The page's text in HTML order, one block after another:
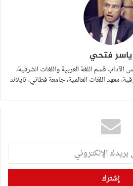
ياسر فتحي
قسم اللغة العربية واللغات الشرقية،
معهد اللغات العالمية، جامعة فطاني، تايلاند